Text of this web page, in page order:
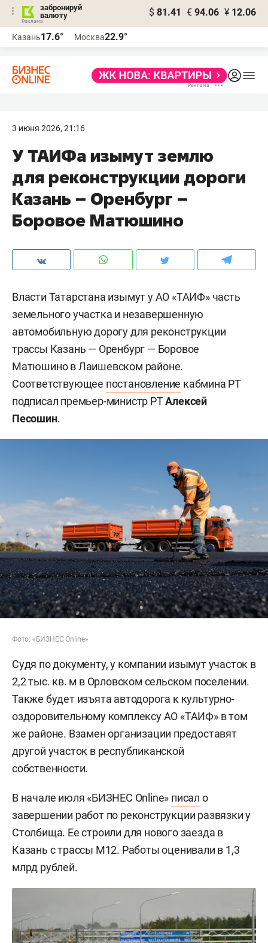
забронируй
валюту
$ 81.41 € 94.06 ¥ 12.06
Казань17.6° Москва22.9°
3 июня 2026, 21:16
У ТАИФа изымут землю
для реконструкции дороги
Казань – Оренбург –
Боровое Матюшино
Власти Татарстана изымут у АО «ТАИФ» часть
земельного участка и незавершенную
автомобильную дорогу для реконструкции
трассы Казань — Оренбург — Боровое
Матюшино в Лаишевском районе.
Соответствующее постановление кабмина РТ
подписал премьер-министр РТАлексей
Песошин.
Фото: «БИЗНЕС Online»
Судя по документу, у компании изымут участок в
2,2 тыс. кв. м в Орловском сельском поселении.
Также будет изъята автодорога к культурно-
оздоровительному комплексу АО «ТАИФ» в том
же районе. Взамен организации предоставят
другой участок в республиканской
собственности.
В начале июля «БИЗНЕС Online» писал о
завершении работ по реконструкции развязки у
Столбища. Ее строили для нового заезда в
Казань с трассы М12. Работы оценивали в 1,3
млрд рублей.